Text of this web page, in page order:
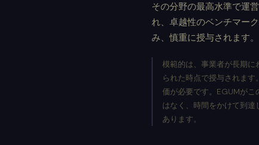
その分野の最高水準で運
れ、卓越性のベンチマー
み、慎重に授与されます。
模範的は、事業者が長期
られた時点で授与されま
価が必要です。EGUMが
はなく、時間をかけて到
あります。